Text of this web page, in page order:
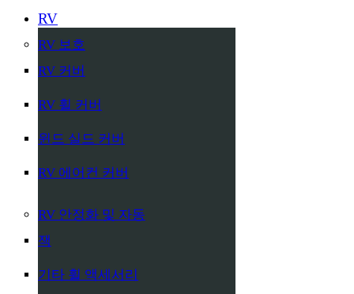
RV
RV 보호
RV 커버
RV 휠 커버
윈드 실드 커버
RV 에어컨 커버
RV 안정화 및 자동
잭
기타 휠 액세서리